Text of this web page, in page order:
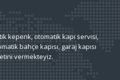
kepenk, otomatik kapı servisi,
bahçe kapısı, garaj kapısı
vermekteyiz.